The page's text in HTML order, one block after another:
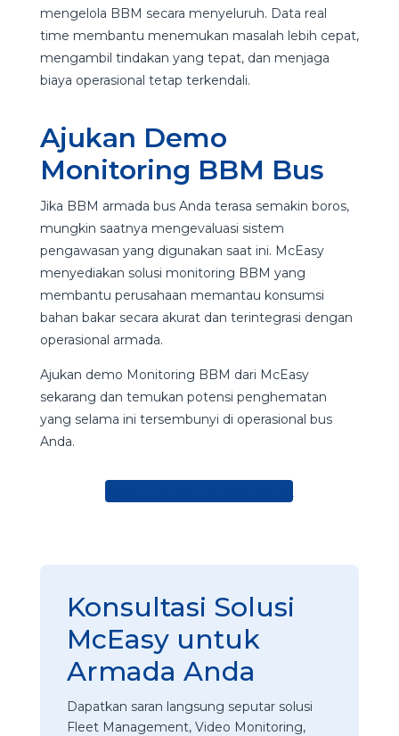
mengelola BBM secara menyeluruh. Data real
time membantu menemukan masalah lebih cepat,
mengambil tindakan yang tepat, dan menjaga
biaya operasional tetap terkendali.
Ajukan Demo
Monitoring BBM Bus
Jika BBM armada bus Anda terasa semakin boros,
mungkin saatnya mengevaluasi sistem
pengawasan yang digunakan saat ini. McEasy
menyediakan solusi monitoring BBM yang
membantu perusahaan memantau konsumsi
bahan bakar secara akurat dan terintegrasi dengan
operasional armada.
Ajukan demo Monitoring BBM dari McEasy
sekarang dan temukan potensi penghematan
yang selama ini tersembunyi di operasional bus
Anda.
Konsultasi Solusi
McEasy untuk
Armada Anda
Dapatkan saran langsung seputar solusi
Fleet Management, Video Monitoring,